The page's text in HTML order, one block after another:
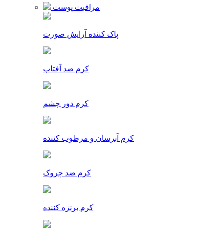
مراقبت پوست
پاک کننده آرایش صورت
کرم ضد آفتاب
کرم دور چشم
کرم آبرسان و مرطوب کننده
کرم ضد چروک
کرم برنزه کننده